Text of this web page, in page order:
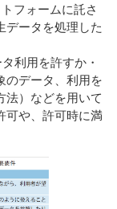
フォームに託さ
データを処理した
利用を許すか・
のデータ、利用を
法）などを用いて
可や、許可時に満